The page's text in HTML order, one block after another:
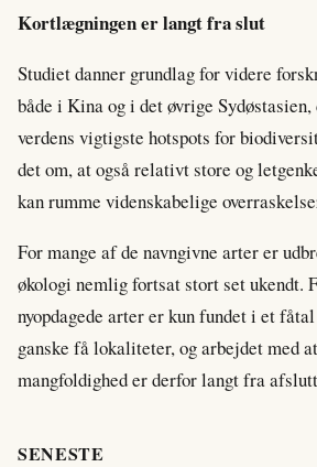
Kortlægningen er langt fra slut
Studiet danner grundlag for videre
både i Kina og i det øvrige
verdens vigtigste hotspots for
det om, at også relativt store og
kan rumme videnskabelige
For mange af de navngivne arter er
økologi nemlig fortsat stort set ukendt.
nyopdagede arter er kun fundet i et
ganske få lokaliteter, og arbejdet med
mangfoldighed er derfor langt fra
SENESTE